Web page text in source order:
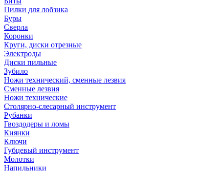
Пилки для лобзика
Буры
Сверла
Коронки
Круги, диски отрезные
Электроды
Диски пильные
Зубило
Ножи технический, сменные лезвия
Сменные лезвия
Ножи технические
Столярно-слесарный инструмент
Рубанки
Гвоздодеры и ломы
Киянки
Ключи
Губцевый инструмент
Молотки
Напильники